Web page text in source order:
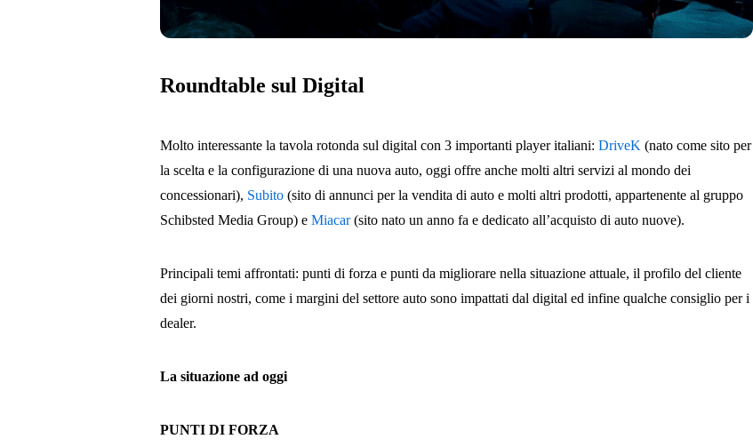
Roundtable sul Digital
Molto interessante la tavola rotonda sul digital con 3 importanti player italiani:DriveK (nato come sito per
la scelta e la configurazione di una nuova auto, oggi offre anche molti altri servizi al mondo dei
concessionari), Subito (sito di annunci per la vendita di auto e molti altri prodotti, appartenente al gruppo
Schibsted Media Group) eMiacar(sito nato un anno fa e dedicato all’acquisto di auto nuove).
Principali temi affrontati: punti di forza e punti da migliorare nella situazione attuale, il profilo del cliente
dei giorni nostri, come i margini del settore auto sono impattati dal digital ed infine qualche consiglio per i
dealer.
La situazione ad oggi
PUNTI DI FORZA